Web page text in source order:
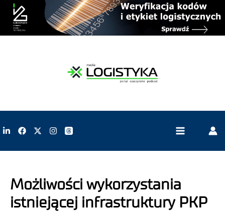
Możliwości wykorzystania
istniejącej infrastruktury PKP